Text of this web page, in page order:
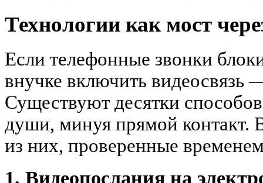
Технологии как мост
Если телефонные звонки
внучке включить видеосвязь
Существуют десятки
души, минуя прямой контакт.
из них, проверенные
1. Видеопослания на